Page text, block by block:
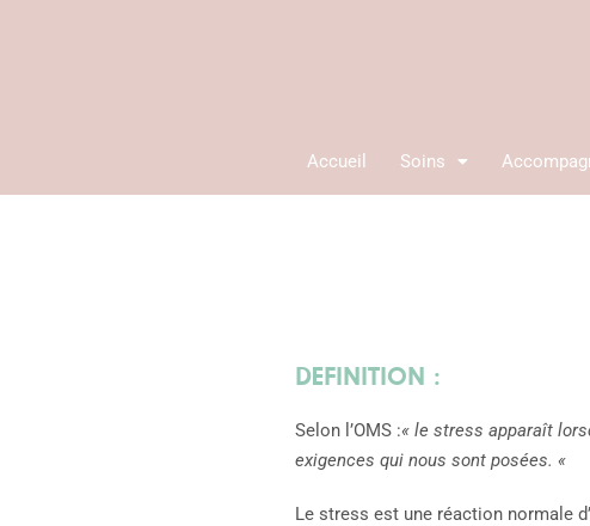
Accueil Soins
DEFINITION :
Selon l’OMS :« le stress apparaît
exigences qui nous sont posées. «
Le stress est une réaction normale